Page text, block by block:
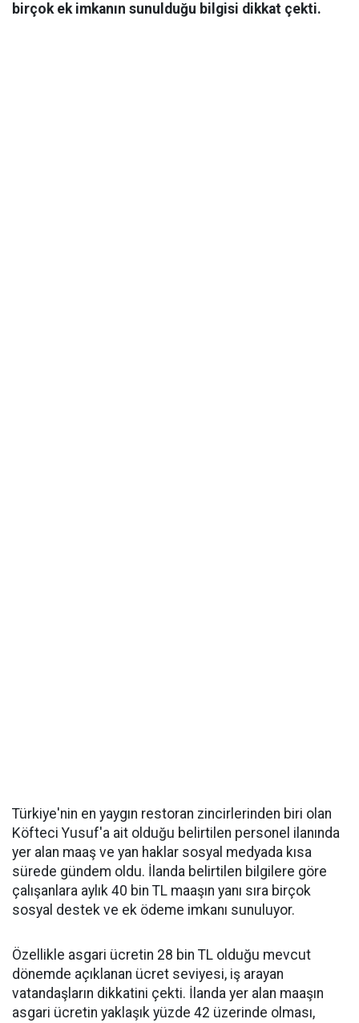
birçok ek imkanın sunulduğu bilgisi dikkat çekti.
Türkiye'nin en yaygın restoran zincirlerinden biri olan
Köfteci Yusuf'a ait olduğu belirtilen personel ilanında
yer alan maaş ve yan haklar sosyal medyada kısa
sürede gündem oldu. İlanda belirtilen bilgilere göre
çalışanlara aylık 40 bin TL maaşın yanı sıra birçok
sosyal destek ve ek ödeme imkanı sunuluyor.
Özellikle asgari ücretin 28 bin TL olduğu mevcut
dönemde açıklanan ücret seviyesi, iş arayan
vatandaşların dikkatini çekti. İlanda yer alan maaşın
asgari ücretin yaklaşık yüzde 42 üzerinde olması,